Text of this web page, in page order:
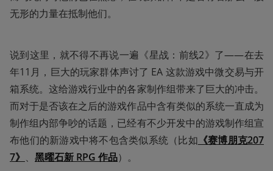
无形的力量在抵制他们。
说到这里，就不得不再说一遍《星战：前线2》了——在去
年11月，巨大的玩家群体声讨了 EA 这款游戏中微交易与开
箱系统。这给游戏行业中的各家制作组带来了巨大的冲击。
而对于是否该在之后的游戏作品中含有类似的系统一直成为
制作组内部争吵的话题，已经有不少开发中的游戏制作组宣
布他们的新游戏中将不包含类似系统（比如 《赛博朋克207
7》 、 黑曜石新 RPG 作品）。